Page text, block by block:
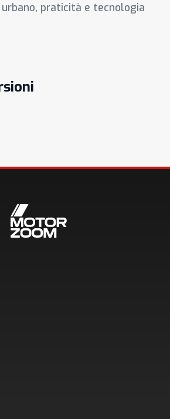
praticità e tecnologia